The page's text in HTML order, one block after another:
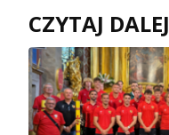
CZYTAJ DALEJ